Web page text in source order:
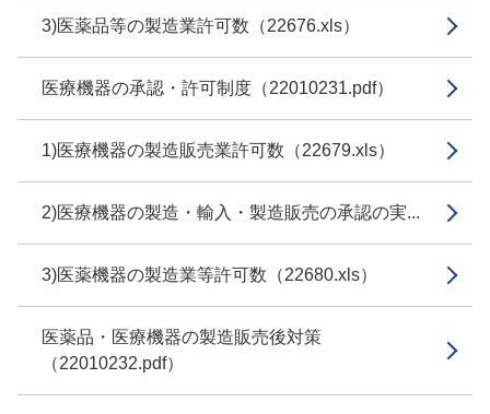
3)医薬品等の製造業許可数（22676.xls）
医療機器の承認・許可制度（22010231.pdf）
1)医療機器の製造販売業許可数（22679.xls）
2)医療機器の製造・輸入・製造販売の承認の実...
3)医薬機器の製造業等許可数（22680.xls）
医薬品・医療機器の製造販売後対策
（22010232.pdf）